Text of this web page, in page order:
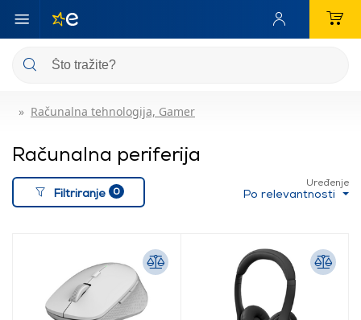
Računalna tehnologija, Gamer
Računalna periferija
Filtriranje 0
Uređenje
Po relevantnosti